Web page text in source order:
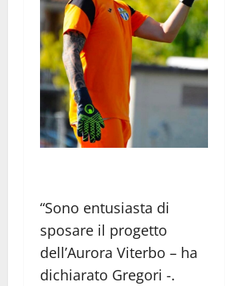
“Sono entusiasta di
sposare il progetto
dell’Aurora Viterbo – ha
dichiarato Gregori -.